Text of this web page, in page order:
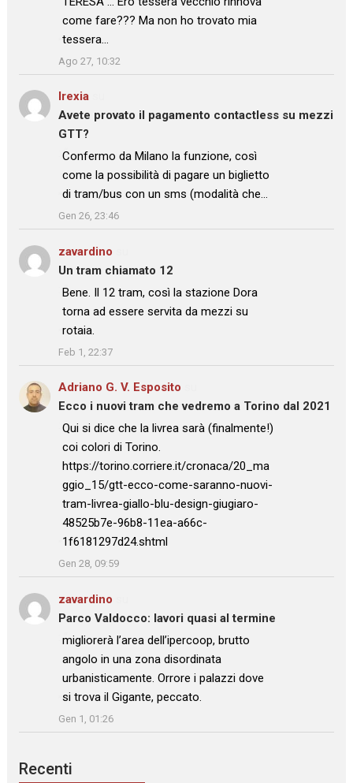
come fare??? Ma non ho trovato mia
tessera…
”
Ago 27, 10:32
Irexia
Avete provato il pagamento contactless su mezzi
GTT?
: “
Confermo da Milano la funzione, così
come la possibilità di pagare un biglietto
di tram/bus con un sms (modalità che…
”
Gen 26, 23:46
zavardino
Un tram chiamato 12
: “
Bene. Il 12 tram, così la stazione Dora
torna ad essere servita da mezzi su
rotaia.
”
Feb 1, 22:37
Adriano G. V. Esposito
Ecco i nuovi tram che vedremo a Torino dal 2021
: “
Qui si dice che la livrea sarà (finalmente!)
coi colori di Torino.
https://torino.corriere.it/cronaca/20_ma
ggio_15/gtt-ecco-come-saranno-nuovi-
tram-livrea-giallo-blu-design-giugiaro-
48525b7e-96b8-11ea-a66c-
1f6181297d24.shtml
Gen 28, 09:59
zavardino
Parco Valdocco: lavori quasi al termine
: “
migliorerà l’area dell’ipercoop, brutto
angolo in una zona disordinata
urbanisticamente. Orrore i palazzi dove
si trova il Gigante, peccato.
”
Gen 1, 01:26
Recenti